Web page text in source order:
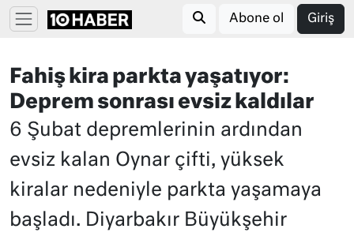
Abone ol Giriş
Fahiş kira parkta yaşatıyor:
Deprem sonrası evsiz kaldılar
6 Şubat depremlerinin ardından
evsiz kalan Oynar çifti, yüksek
kiralar nedeniyle parkta yaşamaya
başladı. Diyarbakır Büyükşehir